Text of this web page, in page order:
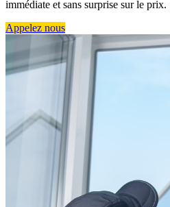
immédiate et sans surprise sur le prix.
Appelez nous